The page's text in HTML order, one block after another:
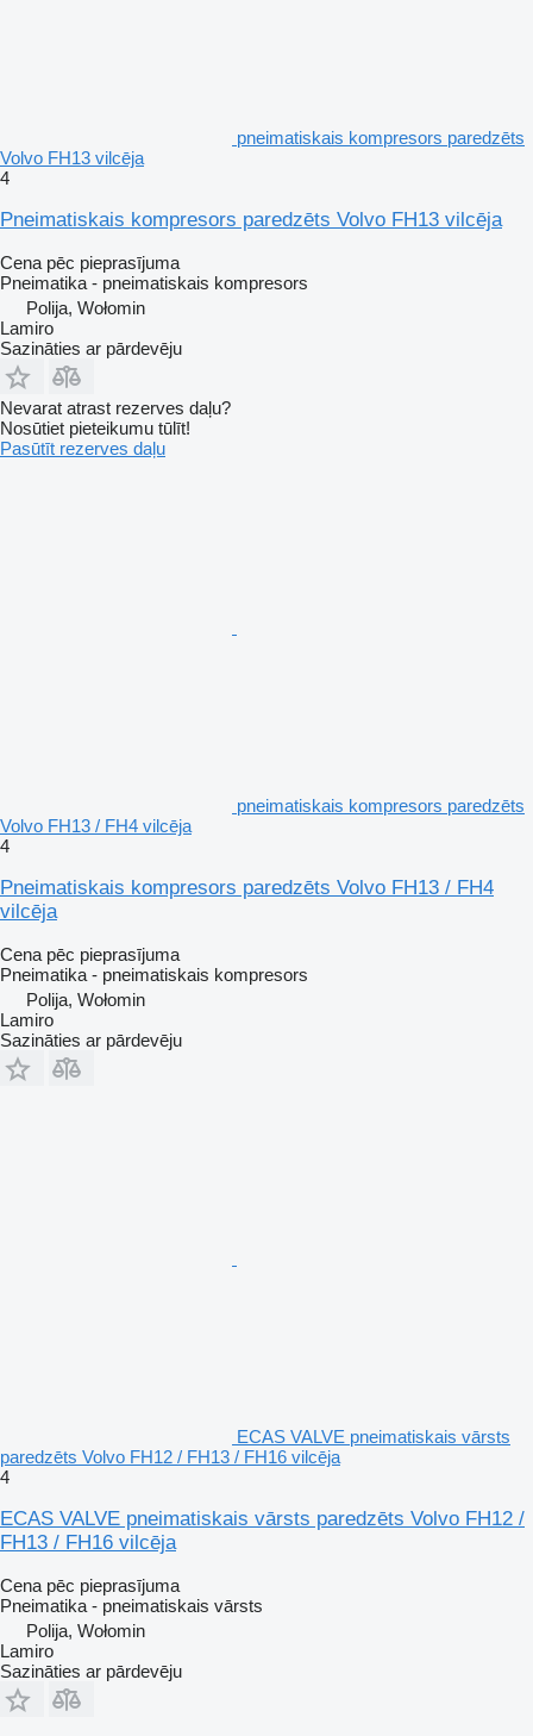
pneimatiskais kompresors paredzēts
Volvo FH13 vilcēja
4
Pneimatiskais kompresors paredzēts Volvo FH13 vilcēja
Cena pēc pieprasījuma
Pneimatika - pneimatiskais kompresors
Polija, Wołomin
Lamiro
Sazināties ar pārdevēju
Nevarat atrast rezerves daļu?
Nosūtiet pieteikumu tūlīt!
Pasūtīt rezerves daļu
pneimatiskais kompresors paredzēts
Volvo FH13 / FH4 vilcēja
4
Pneimatiskais kompresors paredzēts Volvo FH13 / FH4
vilcēja
Cena pēc pieprasījuma
Pneimatika - pneimatiskais kompresors
Polija, Wołomin
Lamiro
Sazināties ar pārdevēju
ECAS VALVE pneimatiskais vārsts
paredzēts Volvo FH12 / FH13 / FH16 vilcēja
4
ECAS VALVE pneimatiskais vārsts paredzēts Volvo FH12 /
FH13 / FH16 vilcēja
Cena pēc pieprasījuma
Pneimatika - pneimatiskais vārsts
Polija, Wołomin
Lamiro
Sazināties ar pārdevēju